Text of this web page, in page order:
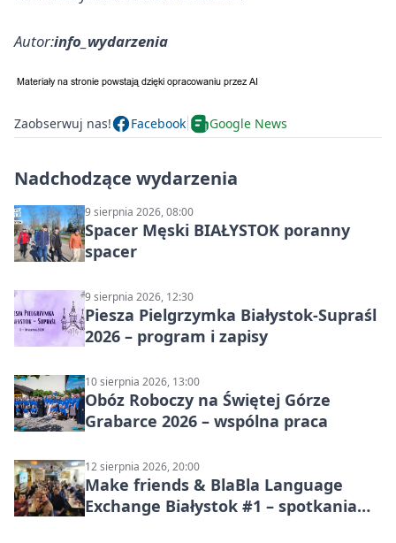
Autor:info_wydarzenia
Zaobserwuj nas! Facebook Google News
Nadchodzące wydarzenia
9 sierpnia 2026, 08:00
Spacer Męski BIAŁYSTOK poranny
spacer
9 sierpnia 2026, 12:30
Piesza Pielgrzymka Białystok-Supraśl
2026 – program i zapisy
10 sierpnia 2026, 13:00
Obóz Roboczy na Świętej Górze
Grabarce 2026 – wspólna praca
12 sierpnia 2026, 20:00
Make friends & BlaBla Language
Exchange Białystok #1 – spotkania